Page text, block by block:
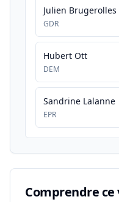
Julien Brugerolles
GDR
Hubert Ott
DEM
Sandrine Lalanne
EPR
Comprendre ce